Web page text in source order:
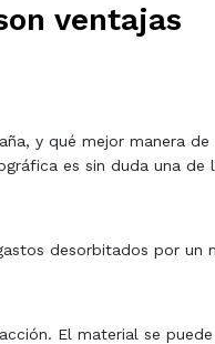
ventajas
y qué mejor manera de
es sin duda una de
desorbitados por un
El material se